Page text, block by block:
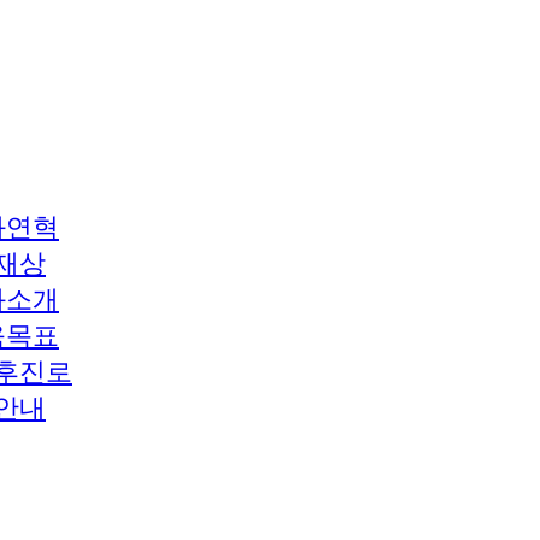
혁
상
개
표
진로
내